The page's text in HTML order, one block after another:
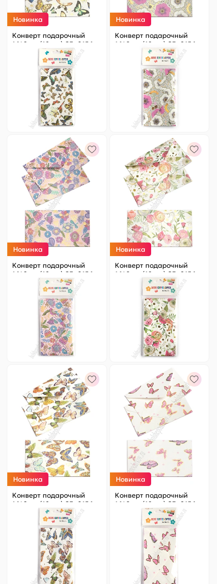
Новинка
Конверт подарочный
16*9 см (10 шт) SF- 8156,
Цена заед.:
Артикул: 820-027
Оптовая
+
Новинка
Конверт подарочный
16*9 см (10 шт) SF- 8156,
ед.:
Артикул: 820-028
Оптовая
+
Новинка
Конверт подарочный
16*9 см (10 шт) SF- 8156,
ед.:
Артикул: 820-029
Оптовая
+
Новинка
Конверт подарочный
16*9 см (10 шт) SF- 8156,
ед.:
Артикул: 820-030
Оптовая
+
Новинка
Конверт подарочный
16*9 см (10 шт) SF- 8156,
ед.:
Артикул: 820-031
+
Новинка
Конверт подарочный
16*9 см (10 шт) SF- 8156,
ед.:
Артикул:
820-032
Оптовая
+